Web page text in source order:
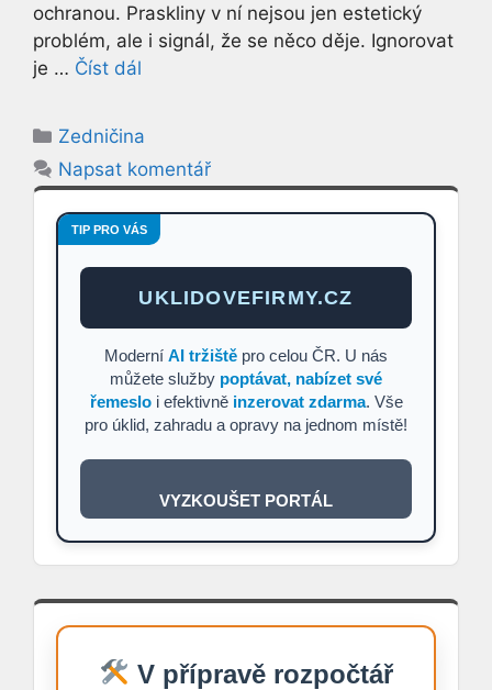
ochranou. Praskliny v ní nejsou jen estetický
problém, ale i signál, že se něco děje. Ignorovat
je … Číst dál
Rubriky
Zedničina
Napsat komentář
TIP PRO VÁS
UKLIDOVEFIRMY.CZ
Moderní AI tržiště pro celou ČR. U nás
můžete služby poptávat, nabízet své
řemesloi efektivně inzerovat zdarma. Vše
pro úklid, zahradu a opravy na jednom místě!
VYZKOUŠET PORTÁL
V přípravě rozpočtář